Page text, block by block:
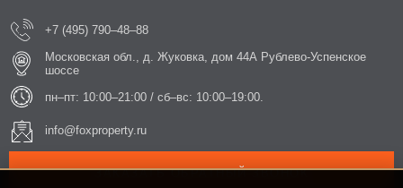
+7 (495) 790–48–88
Московская обл., д. Жуковка, дом 44А Рублево-Успенское
шоссе
пн–пт: 10:00–21:00 / сб–вс: 10:00–19:00.
info@foxproperty.ru
ЗАКАЗАТЬ ОБРАТНЫЙ ЗВОНОК